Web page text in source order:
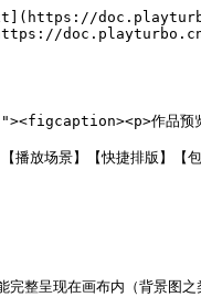
作品
播放场景】【快捷排版】
能完整呈现在画布内